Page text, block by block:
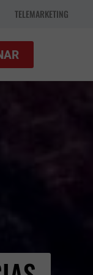
TELEMARKETING